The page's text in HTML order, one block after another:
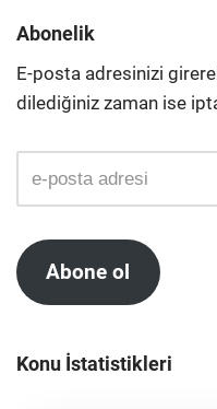
Abonelik
E-posta adresinizi
dilediğiniz zaman ise
Abone ol
Konu İstatistikleri